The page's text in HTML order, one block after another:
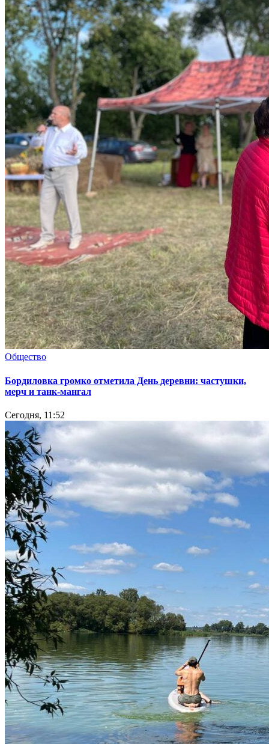
Общество
Бордиловка громко отметила День деревни: частушки,
мерч и танк-мангал
Сегодня, 11:52